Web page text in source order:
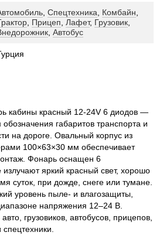
Спецтехника Комбайн
Прицеп Лафет, Грузовик
Автобус
кабины красный 12-24V 6 диодов —
габаритов транспорта и
на дороге. Овальный корпус из
100×63×30 мм обеспечивает
Фонарь оснащен 6
яркий красный свет, хорошо
суток, при дожде, снеге или тумане.
уровень пыле- и влагозащиты,
напряжения 12–24 В.
грузовиков, автобусов, прицепов,